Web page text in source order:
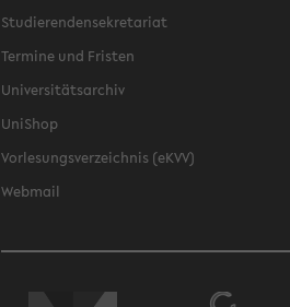
Studierendensekretariat
Termine und Fristen
Universitätsarchiv
UniShop
Vorlesungsverzeichnis (eKVV)
Webmail